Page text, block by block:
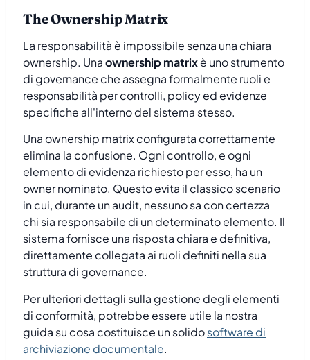
The Ownership Matrix
La responsabilità è impossibile senza una chiara
ownership. Unaownership matrixè uno strumento
di governance che assegna formalmente ruoli e
responsabilità per controlli, policy ed evidenze
specifiche all'interno del sistema stesso.
Una ownership matrix configurata correttamente
elimina la confusione. Ogni controllo, e ogni
elemento di evidenza richiesto per esso, ha un
owner nominato. Questo evita il classico scenario
in cui, durante un audit, nessuno sa con certezza
chi sia responsabile di un determinato elemento. Il
sistema fornisce una risposta chiara e definitiva,
direttamente collegata ai ruoli definiti nella sua
struttura di governance.
Per ulteriori dettagli sulla gestione degli elementi
di conformità, potrebbe essere utile la nostra
guida su cosa costituisce un solidosoftware di
archiviazione documentale.